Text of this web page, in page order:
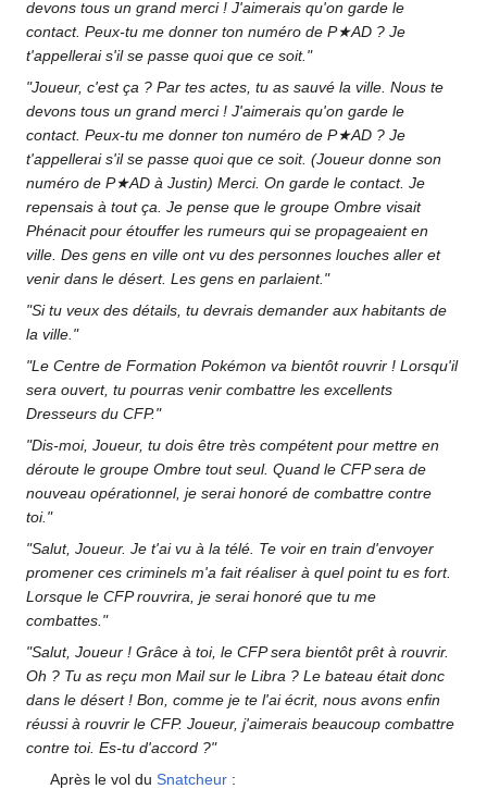
devons tous un grand merci ! J'aimerais qu'on garde le
contact. Peux-tu me donner ton numéro de P★AD ? Je
t'appellerai s'il se passe quoi que ce soit."
"Joueur, c'est ça ? Par tes actes, tu as sauvé la ville. Nous te
devons tous un grand merci ! J'aimerais qu'on garde le
contact. Peux-tu me donner ton numéro de P★AD ? Je
t'appellerai s'il se passe quoi que ce soit. (Joueur donne son
numéro de P★AD à Justin) Merci. On garde le contact. Je
repensais à tout ça. Je pense que le groupe Ombre visait
Phénacit pour étouffer les rumeurs qui se propageaient en
ville. Des gens en ville ont vu des personnes louches aller et
venir dans le désert. Les gens en parlaient."
"Si tu veux des détails, tu devrais demander aux habitants de
la ville."
"Le Centre de Formation Pokémon va bientôt rouvrir ! Lorsqu'il
sera ouvert, tu pourras venir combattre les excellents
Dresseurs du CFP."
"Dis-moi, Joueur, tu dois être très compétent pour mettre en
déroute le groupe Ombre tout seul. Quand le CFP sera de
nouveau opérationnel, je serai honoré de combattre contre
toi."
"Salut, Joueur. Je t'ai vu à la télé. Te voir en train d'envoyer
promener ces criminels m'a fait réaliser à quel point tu es fort.
Lorsque le CFP rouvrira, je serai honoré que tu me
combattes."
"Salut, Joueur ! Grâce à toi, le CFP sera bientôt prêt à rouvrir.
Oh ? Tu as reçu mon Mail sur le Libra ? Le bateau était donc
dans le désert ! Bon, comme je te l'ai écrit, nous avons enfin
réussi à rouvrir le CFP. Joueur, j'aimerais beaucoup combattre
contre toi. Es-tu d'accord ?"
Après le vol duSnatcheur :